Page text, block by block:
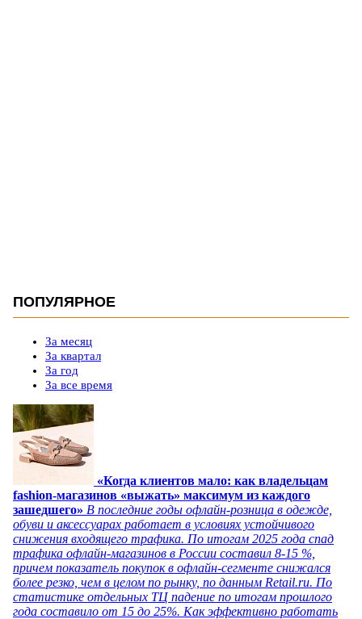
ПОПУЛЯРНОЕ
За месяц
За квартал
За год
За все время
«Когда клиентов мало: как владельцам
fashion-магазинов «выжать» максимум из каждого
зашедшего» В последние годы офлайн-розница в одежде,
обуви и аксессуарах работает в условиях устойчивого
снижения входящего трафика. По итогам 2025 года спад
трафика офлайн-магазинов в России составил 8-15 %,
причем показатель покупок в офлайн-сегменте снижался
более резко, чем в целом по рынку, по данным Retail.ru. По
статистике отдельных ТЦ падение по итогам прошлого
года составило от 15 до 25%. Как эффективно работать